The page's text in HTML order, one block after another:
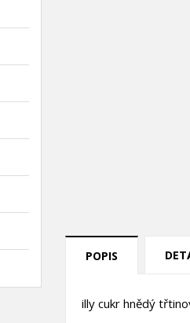
POPIS
illy cukr hnědý
((title))
Přihlásit se